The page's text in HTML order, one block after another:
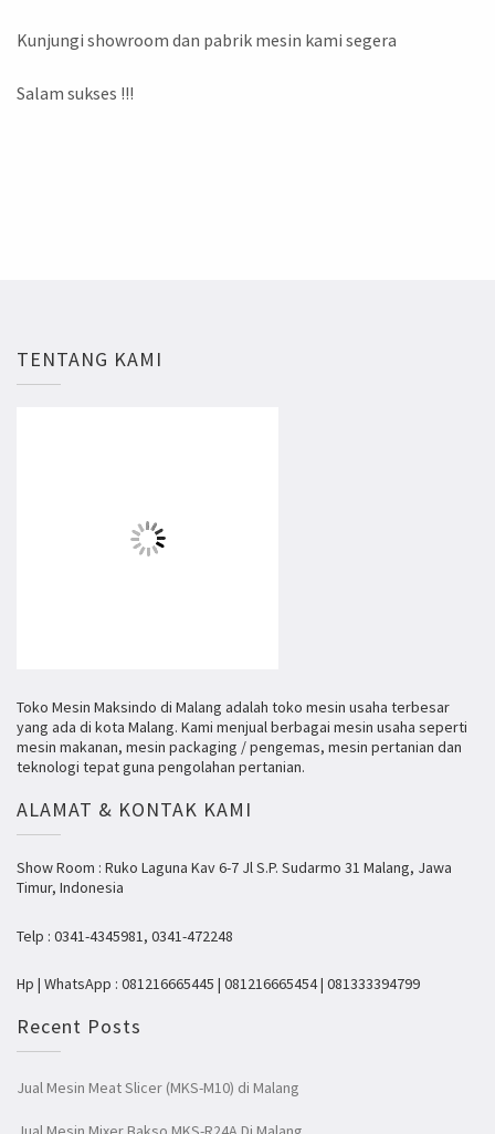
Kunjungi showroom dan pabrik mesin kami segera
Salam sukses !!!
TENTANG KAMI
Toko Mesin Maksindo di Malang adalah toko mesin usaha terbesar
yang ada di kota Malang. Kami menjual berbagai mesin usaha seperti
mesin makanan, mesin packaging / pengemas, mesin pertanian dan
teknologi tepat guna pengolahan pertanian.
ALAMAT & KONTAK KAMI
Show Room : Ruko Laguna Kav 6-7 Jl S.P. Sudarmo 31 Malang, Jawa
Timur, Indonesia
Telp : 0341-4345981, 0341-472248
Hp | WhatsApp : 081216665445 | 081216665454 | 081333394799
Recent Posts
Jual Mesin Meat Slicer (MKS-M10) di Malang